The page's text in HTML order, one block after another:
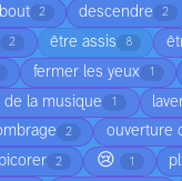
2 descendre 2
2 être assis 8
fermer les yeux 1
de la musique 1
2 ouverture
picorer 2 😢 1